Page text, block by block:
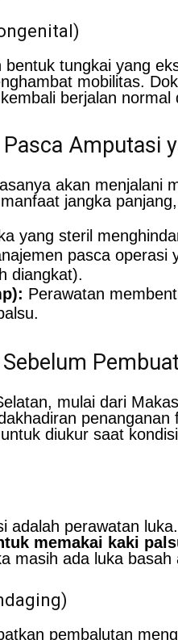
tungkai yang
mobilitas.
berjalan normal
Amputasi
akan menjalani
jangka
yang steril
pasca operasi
diangkat).
Perawatan
mulai dari
diukur saat
adalah perawatan
memakai kaki
masih ada luka
pembalutan